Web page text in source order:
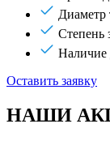
Диаметр
Степень
Наличие
Оставить заявку
НАШИ